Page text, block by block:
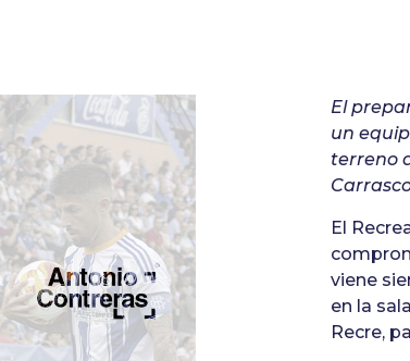
El
un
terreno
El
viene
en la
Recre,